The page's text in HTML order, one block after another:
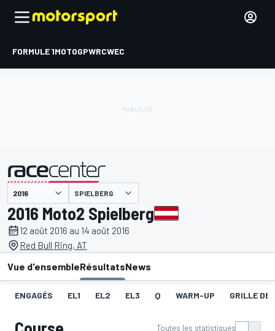
FORMULE 1MOTOGPWRCWEC
présenté par SPIELBERG
2016 Moto2 Spielberg
12 août 2016 au 14 août 2016
Red Bull Ring, AT
Vue d'ensembleRésultatsNews
ENGAGÉS EL1 EL2 EL3 Q WARM-UP GRILLE DE
Toutes les statistiques